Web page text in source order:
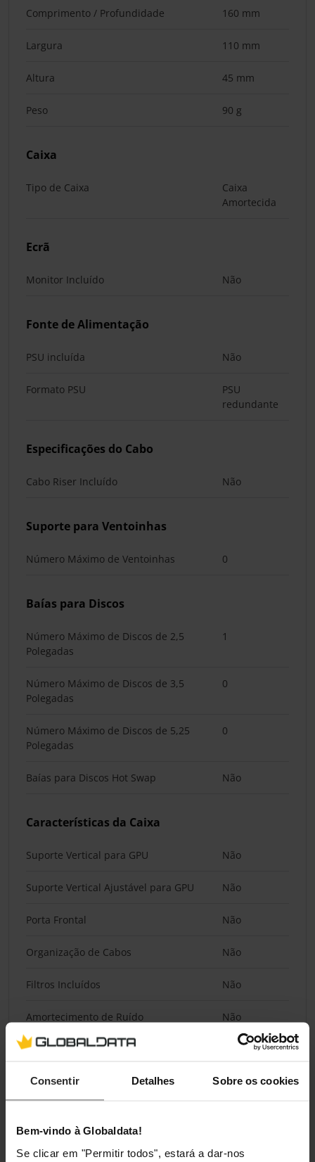
Consentir Detalhes Sobre os cookies
Bem-vindo à Globaldata!
Se clicar em "Permitir todos", estará a dar-nos
Comprimento / Profundidade 160 mm
Largura 110 mm
Altura 45 mm
Peso 90 g
Caixa
Tipo de Caixa
Caixa
Amortecida
Ecrã
Monitor Incluído Não
Fonte de Alimentação
PSU incluída Não
Formato PSU
PSU
redundante
Especificações do Cabo
Cabo Riser Incluído Não
Suporte para Ventoinhas
Número Máximo de Ventoinhas 0
Baías para Discos
Número Máximo de Discos de 2,5
Polegadas
1
Número Máximo de Discos de 3,5
Polegadas
0
Número Máximo de Discos de 5,25
Polegadas
0
Baías para Discos Hot Swap Não
Características da Caixa
Suporte Vertical para GPU Não
Suporte Vertical Ajustável para GPU Não
Porta Frontal Não
Organização de Cabos Não
Filtros Incluídos Não
Amortecimento de Ruído Não
Motherboard slide / tray Não
Sistema de Transporte Não
Back Connect
Back Connect Não